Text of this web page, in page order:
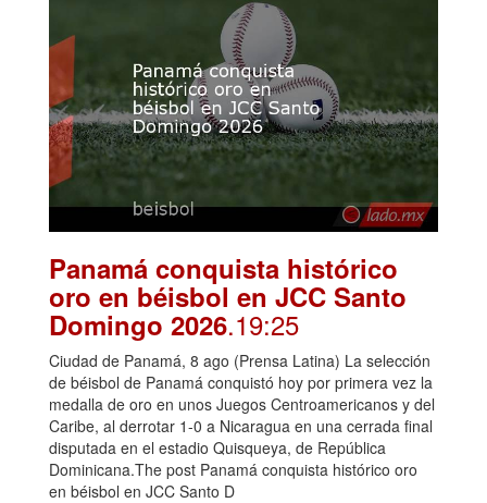
Panamá conquista histórico
oro en béisbol en JCC Santo
Domingo 2026.19:25
Ciudad de Panamá, 8 ago (Prensa Latina) La selección
de béisbol de Panamá conquistó hoy por primera vez la
medalla de oro en unos Juegos Centroamericanos y del
Caribe, al derrotar 1-0 a Nicaragua en una cerrada final
disputada en el estadio Quisqueya, de República
Dominicana.The post Panamá conquista histórico oro
en béisbol en JCC Santo D